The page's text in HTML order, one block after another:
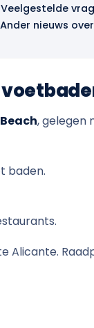
Veelgestelde
Ander nieuws
, gelegen
baden.
Alicante.